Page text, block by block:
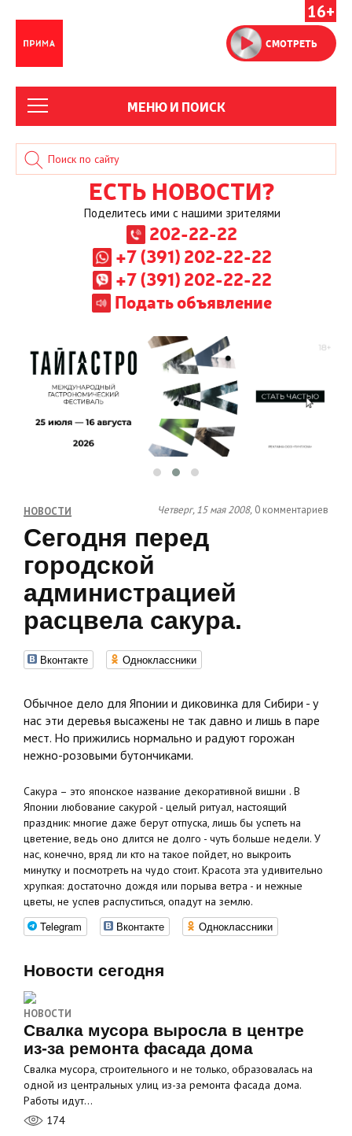
16+
СМОТРЕТЬ
МЕНЮ И ПОИСК
ЕСТЬ НОВОСТИ?
Поделитесь ими с нашими зрителями
202-22-22
+7 (391) 202-22-22
+7 (391) 202-22-22
Подать объявление
НОВОСТИ Четверг, 15 мая 2008, 0 комментариев
Сегодня перед
городской
администрацией
расцвела сакура.
Вконтакте Одноклассники
Обычное дело для Японии и диковинка для Сибири - у
нас эти деревья высажены не так давно и лишь в паре
мест. Но прижились нормально и радуют горожан
нежно-розовыми бутончиками.
Сакура – это японское название декоративной вишни . В
Японии любование сакурой - целый ритуал, настоящий
праздник: многие даже берут отпуска, лишь бы успеть на
цветение, ведь оно длится не долго - чуть больше недели. У
нас, конечно, вряд ли кто на такое пойдет, но выкроить
минутку и посмотреть на чудо стоит. Красота эта удивительно
хрупкая: достаточно дождя или порыва ветра - и нежные
цветы, не успев распуститься, опадут на землю.
Telegram Вконтакте Одноклассники
Новости сегодня
НОВОСТИ
Свалка мусора выросла в центре
из-за ремонта фасада дома
Свалка мусора, строительного и не только, образовалась на
одной из центральных улиц из-за ремонта фасада дома.
Работы идут…
174